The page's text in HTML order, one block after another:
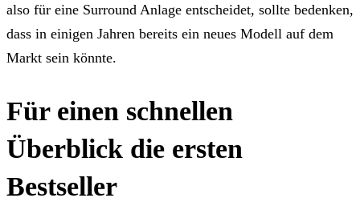
also für eine Surround Anlage entscheidet, sollte bedenken,
dass in einigen Jahren bereits ein neues Modell auf dem
Markt sein könnte.
Für einen schnellen
Überblick die ersten
Bestseller